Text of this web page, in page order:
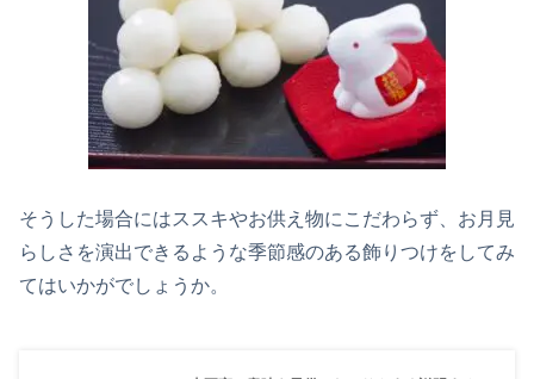
そうした場合にはススキやお供え物にこだわらず、お月見
らしさを演出できるような季節感のある飾りつけをしてみ
てはいかがでしょうか。